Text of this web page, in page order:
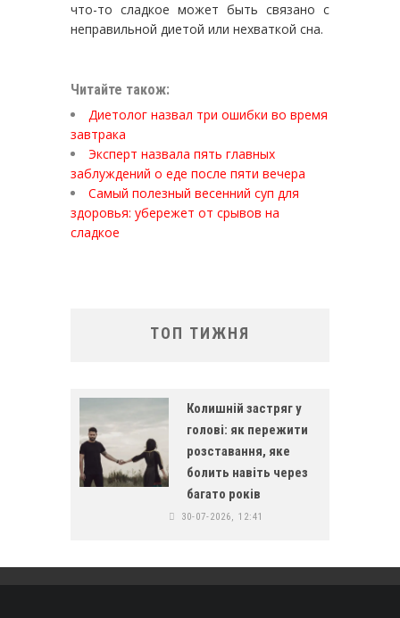
что-то сладкое может быть связано с
неправильной диетой или нехваткой сна.
Читайте також:
Диетолог назвал три ошибки во время
завтрака
Эксперт назвала пять главных
заблуждений о еде после пяти вечера
Самый полезный весенний суп для
здоровья: убережет от срывов на
сладкое
ТОП ТИЖНЯ
Колишній застряг у
голові: як пережити
розставання, яке
болить навіть через
багато років
30-07-2026, 12:41